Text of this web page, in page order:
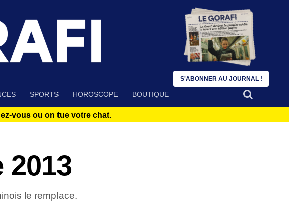
SPORTS HOROSCOPE BOUTIQUE
vous ou on tue votre chat.
2013
le remplace.
S'ABONNER AU JOURNAL !